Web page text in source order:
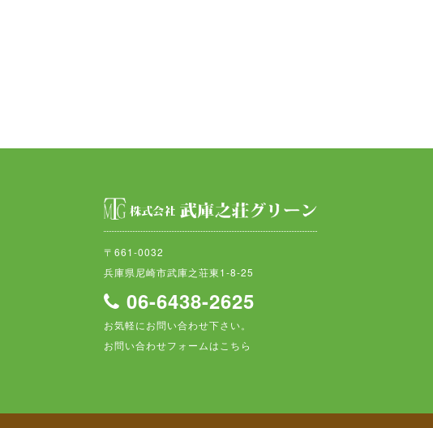
〒661-0032
兵庫県尼崎市武庫之荘東1-8-25
06-6438-2625
お気軽にお問い合わせ下さい。
お問い合わせフォームはこちら